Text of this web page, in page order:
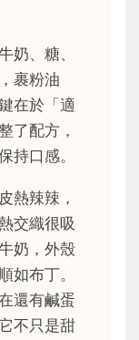
奶、糖、
裹粉油
在於「適
了配方，
持口感。
熱辣辣，
交織很吸
奶，外殼
如布丁。
還有鹹蛋
不只是甜